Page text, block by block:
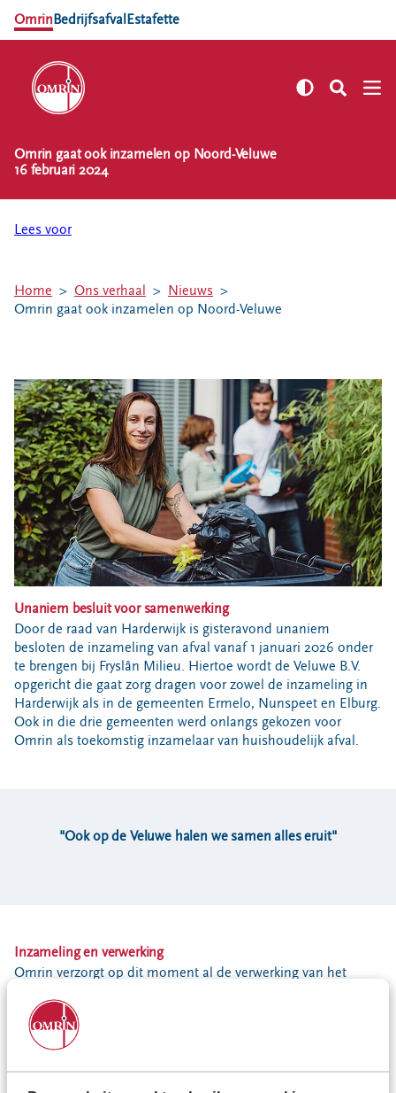
OmrinBedrijfsafval Estafette
NL EN
Zelf regelen
Afvalkalender
Milieustraten
Afval aanmelden
Bouwcontainer huren
Ons verhaal
Nieuws
Ontdek Omrin
Over Omrin
Hier werken we aan
Ecopark De Wierde
Reststoffen Energie Centrale
Projecten
Contact
Storing, klacht of vraag
Klantenservice SYP
VeeIgestelde vragen
Werken bij
Omrin gaat ook inzamelen op Noord-Veluwe
16 februari 2024
Lees voor
Home Ons verhaal
Nieuws
Omrin gaat ook inzamelen op Noord-Veluwe
Unaniem besluit voor samenwerking
Door de raad van Harderwijk is gisteravond unaniem
besloten de inzameling van afval vanaf 1 januari 2026 onder
te brengen bij Fryslân Milieu. Hiertoe wordt de Veluwe B.V.
opgericht die gaat zorg dragen voor zowel de inzameling in
Harderwijk als in de gemeenten Ermelo, Nunspeet en Elburg.
Ook in die drie gemeenten werd onlangs gekozen voor
Omrin als toekomstig inzamelaar van huishoudelijk afval.
"Ook op de Veluwe halen we samen alles eruit"
Inzameling en verwerking
Omrin verzorgt op dit moment al de verwerking van het
Elburg, Ermelo, Harderwijk, Nunspeet, Oldebroek en Putten.